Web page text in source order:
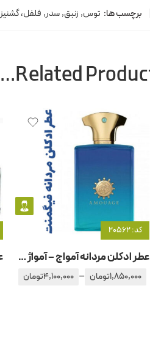
برچسب ها: توس, زنبق,سدر, فلفل، گشنیز
Related
کد: 20562
عطر ادکلن مردانه آمواج – آمواژ فیگمنت
1,850,000تومان –
4,100,000تومان